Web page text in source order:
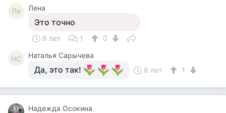
Ле Лена
Это точно
8 лет 1 0
НС Наталья Сарычева
Да, это так! 8 лет 1
Надежда Осокина